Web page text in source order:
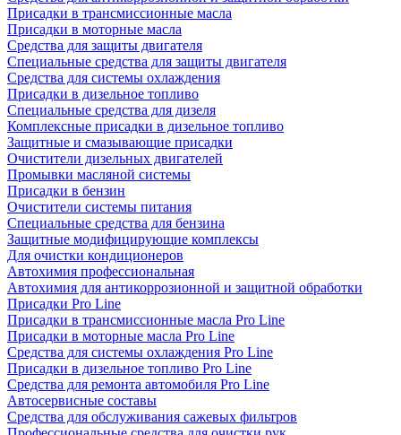
Присадки в трансмиссионные масла
Присадки в моторные масла
Средства для защиты двигателя
Специальныe средства для защиты двигателя
Средства для системы охлаждения
Присадки в дизельное топливо
Спeциальные средства для дизеля
Комплексные присадки в дизельное топливо
Защитные и смазывающие присадки
Очистители дизельных двигателей
Промывки масляной системы
Присадки в бензин
Очистители системы питания
Специальные срeдства для бензина
Защитные модифицирующие комплексы
Для очистки кондиционеров
Автохимия профессиональная
Автохимия для антикоррозионной и защитной обработки
Присадки Pro Line
Присадки в трансмиссионные масла Pro Line
Присадки в моторные масла Pro Line
Средства для системы охлаждения Pro Line
Присадки в дизельное топливо Pro Line
Средства для ремонта автомобиля Pro Line
Автосервисные составы
Средства для обслуживания сажевых фильтров